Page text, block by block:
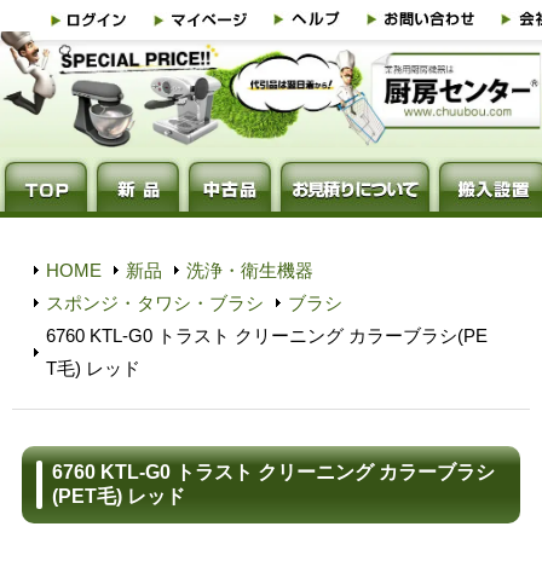
HOME 新品
洗浄・衛生機器
スポンジ・タワシ・ブラシ
ブラシ
6760 KTL-G0 トラスト クリーニング カラーブラシ(PE
T毛) レッド
6760 KTL-G0 トラスト クリーニング カラーブラシ
(PET毛) レッド